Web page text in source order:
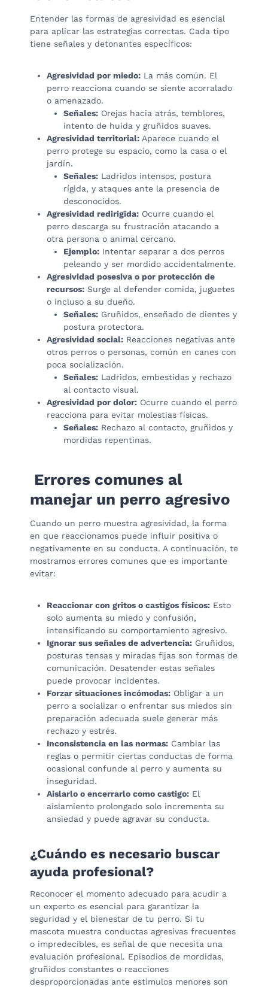
Entender las formas de agresividad es esencial
para aplicar las estrategias correctas. Cada tipo
tiene señales y detonantes específicos:
Agresividad por miedo: La más común. El
perro reacciona cuando se siente acorralado
o amenazado.
Señales: Orejas hacia atrás, temblores,
intento de huida y gruñidos suaves.
Agresividad territorial: Aparece cuando el
perro protege su espacio, como la casa o el
jardín.
Señales: Ladridos intensos, postura
rígida, y ataques ante la presencia de
desconocidos.
Agresividad redirigida: Ocurre cuando el
perro descarga su frustración atacando a
otra persona o animal cercano.
Ejemplo: Intentar separar a dos perros
peleando y ser mordido accidentalmente.
Agresividad posesiva o por protección de
recursos: Surge al defender comida, juguetes
o incluso a su dueño.
Señales: Gruñidos, enseñado de dientes y
postura protectora.
Agresividad social: Reacciones negativas ante
otros perros o personas, común en canes con
poca socialización.
Señales: Ladridos, embestidas y rechazo
al contacto visual.
Agresividad por dolor: Ocurre cuando el perro
reacciona para evitar molestias físicas.
Señales: Rechazo al contacto, gruñidos y
mordidas repentinas.
Errores comunes al
manejar un perro agresivo
Cuando un perro muestra agresividad, la forma
en que reaccionamos puede influir positiva o
negativamente en su conducta. A continuación, te
mostramos errores comunes que es importante
evitar:
Reaccionar con gritos o castigos físicos: Esto
solo aumenta su miedo y confusión,
intensificando su comportamiento agresivo.
Ignorar sus señales de advertencia: Gruñidos,
posturas tensas y miradas fijas son formas de
comunicación. Desatender estas señales
puede provocar incidentes.
Forzar situaciones incómodas: Obligar a un
perro a socializar o enfrentar sus miedos sin
preparación adecuada suele generar más
rechazo y estrés.
Inconsistencia en las normas: Cambiar las
reglas o permitir ciertas conductas de forma
ocasional confunde al perro y aumenta su
inseguridad.
Aislarlo o encerrarlo como castigo: El
aislamiento prolongado solo incrementa su
ansiedad y puede agravar su conducta.
¿Cuándo es necesario buscar
ayuda profesional?
Reconocer el momento adecuado para acudir a
un experto es esencial para garantizar la
seguridad y el bienestar de tu perro. Si tu
mascota muestra conductas agresivas frecuentes
o impredecibles, es señal de que necesita una
evaluación profesional. Episodios de mordidas,
gruñidos constantes o reacciones
desproporcionadas ante estímulos menores son